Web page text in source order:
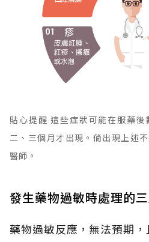
貼心提醒 這些症狀可能在服藥
二、三個月才出現。倘出現上述
醫師。
發生藥物過敏時處理的
藥物過敏反應，無法預期